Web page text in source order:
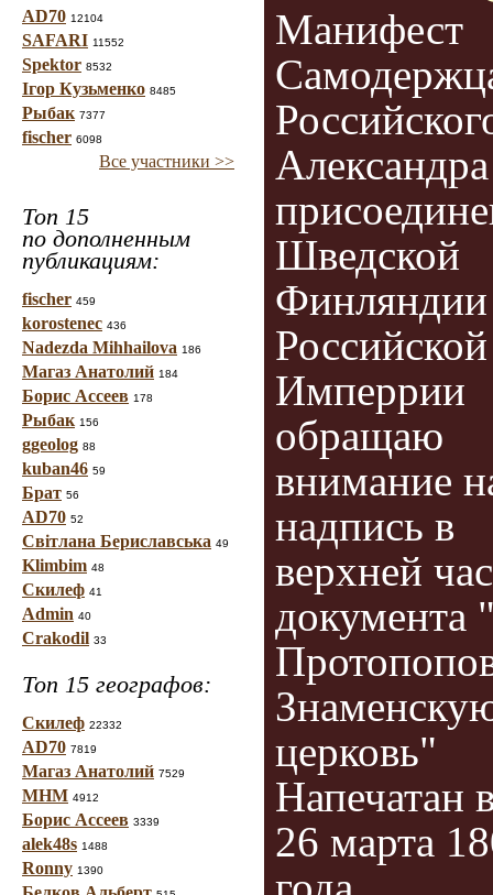
AD70 12104
SAFARI 11552
Spektor 8532
Ігор Кузьменко 8485
Рыбак 7377
fischer 6098
Все участники >>
Топ 15
по дополненным
публикациям:
fischer 459
korostenec 436
Nadezda Mihhailova 186
Магаз Анатолий 184
Борис Ассеев 178
Рыбак 156
ggeolog 88
kuban46 59
Брат 56
AD70 52
Світлана Бериславська 49
Klimbim 48
Скилеф 41
Admin 40
Crakodil 33
Топ 15 географов:
Скилеф 22332
AD70 7819
Магаз Анатолий 7529
МНМ 4912
Борис Ассеев 3339
alek48s 1488
Ronny 1390
Манифест
Шведской
Российской
Имперрии
обращаю
внимание
надпись в
верхней
документа
церковь"
Напечатан
26 марта